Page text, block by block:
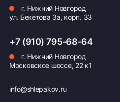
Доставка комплекта
(4 шт) шин или
дисков до терминала
транспортной
Новгороде —
бесплатная
Бесплатно
г. Нижний Новгород
ул. Бекетова 3а, корп. 33
+7 (910) 795-68-64
г. Нижний Новгород
Московское шоссе, 22 к1
info@shlepakov.ru